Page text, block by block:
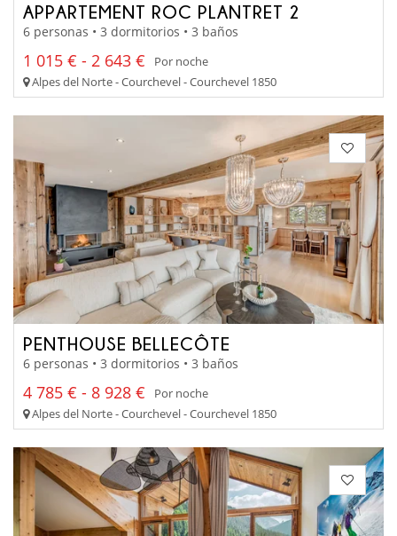
APPARTEMENT ROC PLANTRET 2
6 personas • 3 dormitorios • 3 baños
1 015 € - 2 643 €
Por noche
Alpes del Norte - Courchevel - Courchevel 1850
PENTHOUSE BELLECÔTE
6 personas • 3 dormitorios • 3 baños
4 785 € - 8 928 €
Por noche
Alpes del Norte - Courchevel - Courchevel 1850